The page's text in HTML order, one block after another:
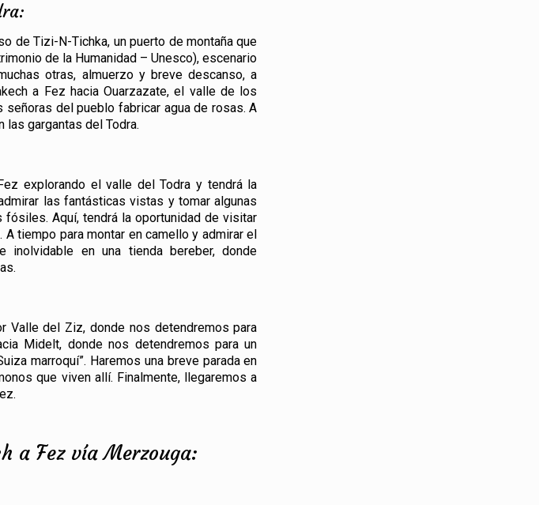
de Tizi-N-Tichka, un puerto de montaña que
de la Humanidad – Unesco), escenario
otras, almuerzo y breve descanso, a
a Fez hacia Ouarzazate, el valle de los
del pueblo fabricar agua de rosas. A
las gargantas del Todra.
explorando el valle del Todra y tendrá la
las fantásticas vistas y tomar algunas
Aquí, tendrá la oportunidad de visitar
tiempo para montar en camello y admirar el
en una tienda bereber, donde
Valle del Ziz, donde nos detendremos para
Midelt, donde nos detendremos para un
marroquí”. Haremos una breve parada en
que viven allí. Finalmente, llegaremos a
a Fez vía Merzouga: